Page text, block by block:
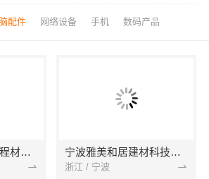
配件 网络设备 手机 数码产品
扬州康馨居装饰工程材料有限公司 宁波雅美和居建材科技有限公司
浙江 / 宁波